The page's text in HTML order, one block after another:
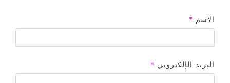
الاسم *
البريد الإلكتروني *